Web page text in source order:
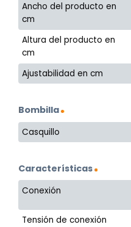
Ancho del producto en
cm
Altura del producto en
cm
Ajustabilidad en cm
Bombilla
Casquillo
Características
Conexión
Tensión de conexión